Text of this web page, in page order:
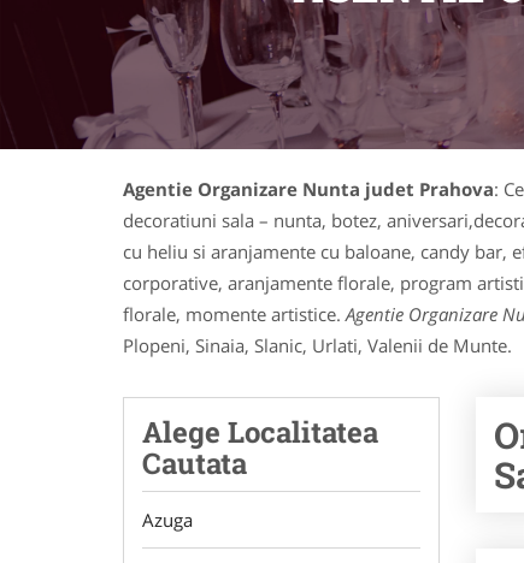
Agentie Organizare Nunta judet Prahova:
decoratiuni sala – nunta, botez,
cu heliu si aranjamente cu baloane, candy
corporative, aranjamente florale, program
florale, momente artistice.Agentie Organizare
Plopeni, Sinaia, Slanic, Urlati, Valenii de Munte.
Alege Localitatea
Cautata
Azuga